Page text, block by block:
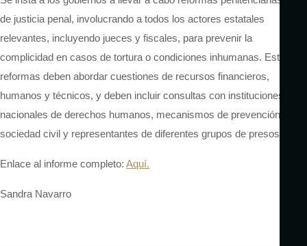
de justicia penal, involucrando a todos los actores estatales
relevantes, incluyendo jueces y fiscales, para prevenir la
complicidad en casos de tortura o condiciones inhumanas. Estas
reformas deben abordar cuestiones de recursos financieros,
humanos y técnicos, y deben incluir consultas con instituciones
nacionales de derechos humanos, mecanismos de prevención,
sociedad civil y representantes de diferentes grupos de presos.
Enlace al informe completo: Aquí.
Sandra Navarro